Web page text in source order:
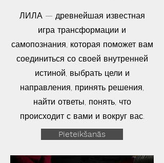
ЛИЛА — древнейшая известная
игра трансформации и
самопознания, которая поможет вам
соединиться со своей внутренней
истиной, выбрать цели и
направления, принять решения,
найти ответы, понять, что
происходит с вами и вокруг вас.
Pieteikšanās